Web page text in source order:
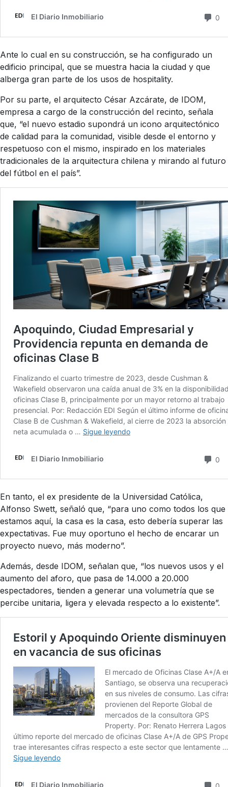
Ante lo cual en su construcción, se ha configurado un
edificio principal, que se muestra hacia la ciudad y que
alberga gran parte de los usos de hospitality.
Por su parte, el arquitecto César Azcárate, de IDOM,
empresa a cargo de la construcción del recinto, señala
que, “el nuevo estadio supondrá un icono arquitectónico
de calidad para la comunidad, visible desde el entorno y
respetuoso con el mismo, inspirado en los materiales
tradicionales de la arquitectura chilena y mirando al futuro
del fútbol en el país”.
En tanto, el ex presidente de la Universidad Católica,
Alfonso Swett, señaló que, “para uno como todos los que
estamos aquí, la casa es la casa, esto debería superar las
expectativas. Fue muy oportuno el hecho de encarar un
proyecto nuevo, más moderno”.
Además, desde IDOM, señalan que, “los nuevos usos y el
aumento del aforo, que pasa de 14.000 a 20.000
espectadores, tienden a generar una volumetría que se
percibe unitaria, ligera y elevada respecto a lo existente”.